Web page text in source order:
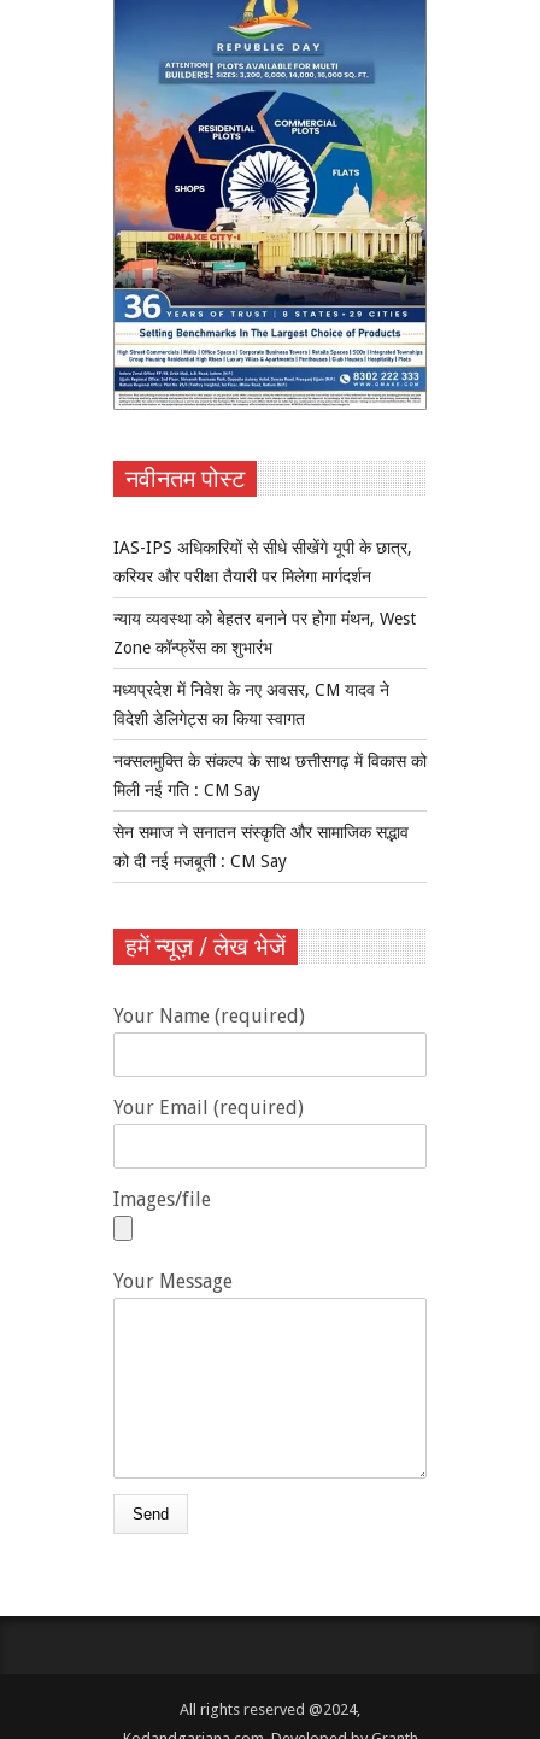
नवीनतम पोस्ट
IAS-IPS अधिकारियों से सीधे सीखेंगे यूपी के छात्र,
करियर और परीक्षा तैयारी पर मिलेगा मार्गदर्शन
न्याय व्यवस्था को बेहतर बनाने पर होगा मंथन, West
Zone कॉन्फ्रेंस का शुभारंभ
मध्यप्रदेश में निवेश के नए अवसर, CM यादव ने
विदेशी डेलिगेट्स का किया स्वागत
नक्सलमुक्ति के संकल्प के साथ छत्तीसगढ़ में विकास को
मिली नई गति : CM Say
सेन समाज ने सनातन संस्कृति और सामाजिक सद्भाव
को दी नई मजबूती : CM Say
हमें न्यूज़ / लेख भेजें
Your Name (required)
Your Email (required)
Images/file
Your Message
All rights reserved @2024,